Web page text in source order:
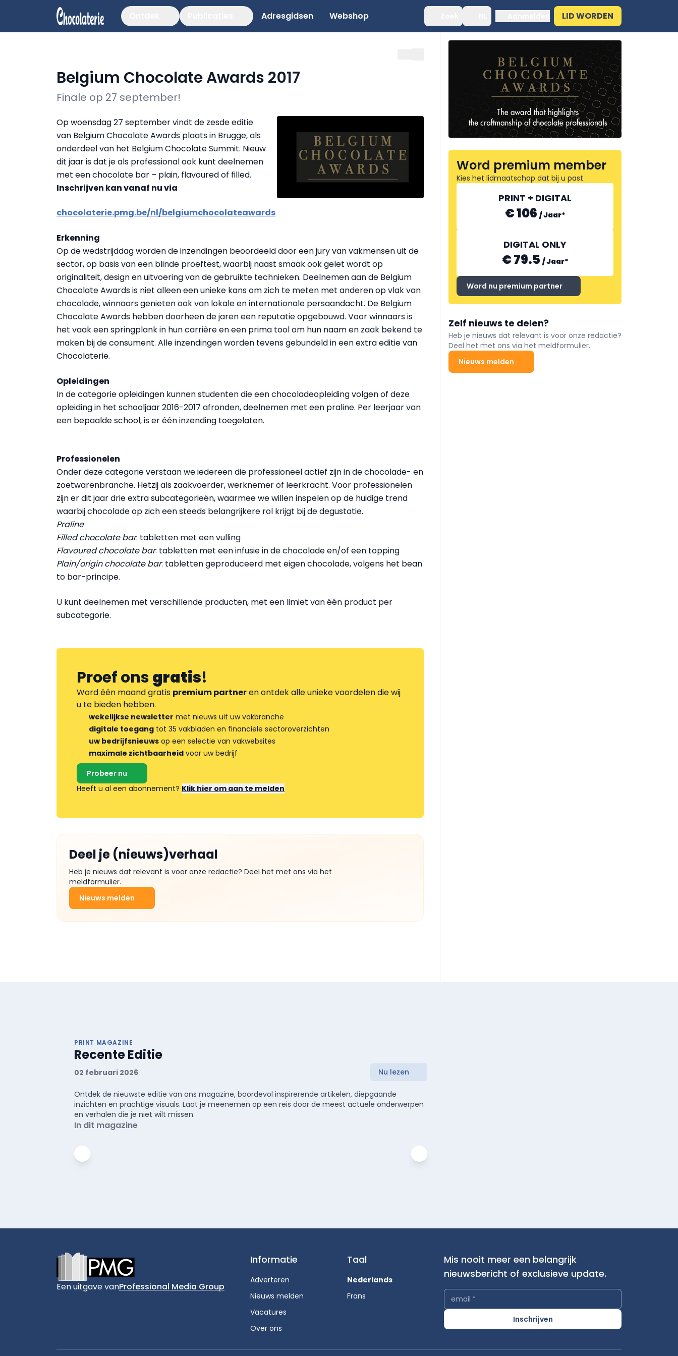
Adresgidsen Webshop LID WORDEN
Belgium Chocolate Awards 2017
Finale op 27 september!
Op woensdag 27 september vindt de zesde editie
van Belgium Chocolate Awards plaats in Brugge, als
onderdeel van het Belgium Chocolate Summit. Nieuw
dit jaar is dat je als professional ook kunt deelnemen
met een chocolate bar – plain, flavoured of filled.
Inschrijven kan vanaf nu via
chocolaterie.pmg.be/nl/belgiumchocolateawards
Erkenning
Op de wedstrijddag worden de inzendingen beoordeeld door een jury van vakmensen uit de
sector, op basis van een blinde proeftest, waarbij naast smaak ook gelet wordt op
originaliteit, design en uitvoering van de gebruikte technieken. Deelnemen aan de Belgium
Chocolate Awards is niet alleen een unieke kans om zich te meten met anderen op vlak van
chocolade, winnaars genieten ook van lokale en internationale persaandacht. De Belgium
Chocolate Awards hebben doorheen de jaren een reputatie opgebouwd. Voor winnaars is
het vaak een springplank in hun carrière en een prima tool om hun naam en zaak bekend te
maken bij de consument. Alle inzendingen worden tevens gebundeld in een extra editie van
Chocolaterie.
Opleidingen
In de categorie opleidingen kunnen studenten die een chocoladeopleiding volgen of deze
opleiding in het schooljaar 2016-2017 afronden, deelnemen met een praline. Per leerjaar van
een bepaalde school, is er één inzending toegelaten.
Professionelen
Onder deze categorie verstaan we iedereen die professioneel actief zijn in de chocolade- en
zoetwarenbranche. Hetzij als zaakvoerder, werknemer of leerkracht. Voor professionelen
zijn er dit jaar drie extra subcategorieën, waarmee we willen inspelen op de huidige trend
waarbij chocolade op zich een steeds belangrijkere rol krijgt bij de degustatie.
Praline
Filled chocolate bar: tabletten met een vulling
Flavoured chocolate bar: tabletten met een infusie in de chocolade en/of een topping
Plain/origin chocolate bar: tabletten geproduceerd met eigen chocolade, volgens het bean
to bar-principe.
U kunt deelnemen met verschillende producten, met een limiet van één product per
subcategorie.
Proef onsgratis!
Word één maand gratis premium partneren ontdek alle unieke voordelen die wij
u te bieden hebben.
wekelijkse newsletter met nieuws uit uw vakbranche
digitale toegang tot 35 vakbladen en financiële sectoroverzichten
uw bedrijfsnieuws op een selectie van vakwebsites
maximale zichtbaarheid voor uw bedrijf
Probeer nu
Heeft u al een abonnement? Klik hier om aan te melden
Deel je (nieuws)verhaal
Heb je nieuws dat relevant is voor onze redactie? Deel het met ons via het
meldformulier.
Nieuws melden
Word premium member
Kies het lidmaatschap dat bij u past
PRINT + DIGITAL
€ 106 /Jaar*
DIGITAL ONLY
€ 79.5 /Jaar*
Word nu premium partner
Zelf nieuws te delen?
Heb je nieuws dat relevant is voor onze redactie?
Deel het met ons via het meldformulier.
Nieuws melden
PRINT MAGAZINE
Recente Editie
02 februari 2026 Nu lezen
Ontdek de nieuwste editie van ons magazine, boordevol inspirerende artikelen, diepgaande
inzichten en prachtige visuals. Laat je meenemen op een reis door de meest actuele onderwerpen
en verhalen die je niet wilt missen.
In dit magazine
Een uitgave vanProfessional Media Group
Informatie
Adverteren
Nieuws melden
Vacatures
Over ons
Taal
Nederlands
Frans
Mis nooit meer een belangrijk
nieuwsbericht of exclusieve update.
email *
Inschrijven